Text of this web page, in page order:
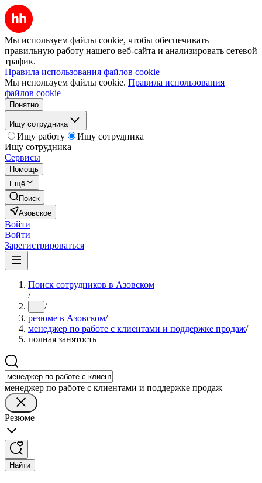
Мы используем файлы cookie, чтобы обеспечивать
правильную работу нашего веб-сайта и анализировать сетевой
трафик.
Правила использования файлов cookie
Мы используем файлы cookie. Правила использования
файлов cookie
Понятно
Ищу сотрудника
Ищу работу
Ищу сотрудника
Ищу сотрудника
Сервисы
Помощь
Ещё
Поиск
Азовское
Войти
Войти
Зарегистрироваться
Поиск сотрудников в Азовском
/
... /
резюме в Азовском/
менеджер по работе с клиентами и поддержке продаж/
полная занятость
менеджер по работе с клиентами и поддержке продаж
Резюме
Найти